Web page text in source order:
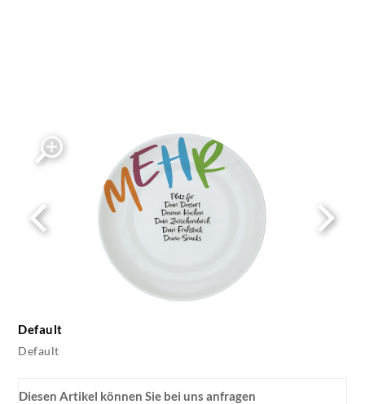
Default
Default
Diesen Artikel können Sie bei uns anfragen